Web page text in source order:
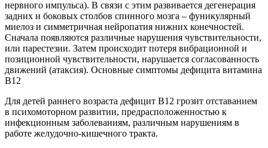
нервного импульса). В связи с этим развивается дегенерация
задних и боковых столбов спинного мозга – фуникулярный
миелоз и симметричная нейропатия нижних конечностей.
Сначала появляются различные нарушения чувствительности,
или парестезии. Затем происходит потеря вибрационной и
позиционной чувствительности, нарушается согласованность
движений (атаксия). Основные симптомы дефицита витамина
В12
Для детей раннего возраста дефицит В12 грозит отставанием
в психомоторном развитии, предрасположенностью к
инфекционным заболеваниям, различным нарушениям в
работе желудочно-кишечного тракта.